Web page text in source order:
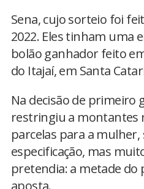
Sena, cujo sorteio foi
2022. Eles tinham uma
bolão ganhador feito
do Itajaí, em Santa
Na decisão de primeiro
restringiu a montantes
parcelas para a
especificação, mas
pretendia: a metade do
aposta.